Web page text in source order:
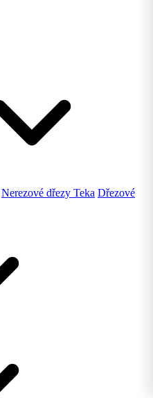
Nerezové dřezy Teka Dřezové